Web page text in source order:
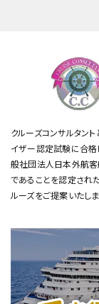
クルーズコンサルタン
イザー認定試験に合格
般社団法人日本外航客
であることを認定され
ルーズをご提案いたしま